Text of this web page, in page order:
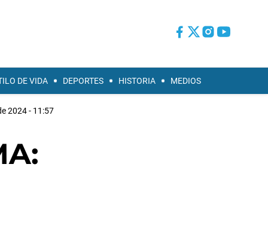
DE VIDA DEPORTES HISTORIA MEDIOS
2024 - 11:57